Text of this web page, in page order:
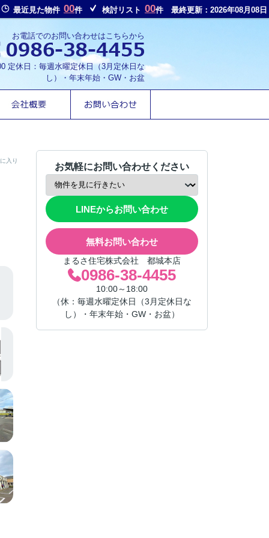
最近見た物件 00件 検討リスト 00件 最終更新：2026年08月08日
お電話でのお問い合わせはこちらから
定休日：毎週水曜定休日（3月定休日な
し）・年末年始・GW・お盆
入り
お気軽にお問い合わせください
LINEからお問い合わせ
無料お問い合わせ
まるさ住宅株式会社 都城本店
0986-38-4455
10:00～18:00
（休：毎週水曜定休日（3月定休日な
し）・年末年始・GW・お盆）